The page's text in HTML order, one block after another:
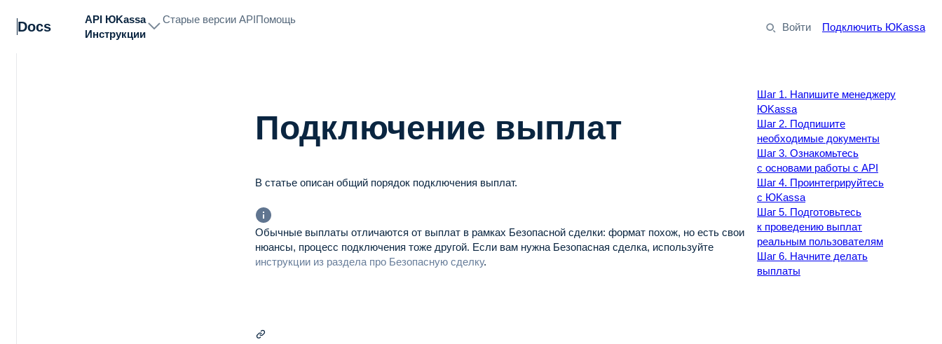
Docs
API ЮKassa
Инструкции
Старые версии APIПомощь
Войти Подключить ЮKassa
Подключение выплат
В статье описан общий порядок подключения выплат.
Обычные выплаты отличаются от выплат в рамках Безопасной сделки: формат похож, но есть свои
нюансы, процесс подключения тоже другой. Если вам нужна Безопасная сделка, используйте
инструкции из раздела про Безопасную сделку.
Шаг 1. Напишите менеджеру
ЮKassa
Шаг 2. Подпишите
необходимые документы
Шаг 3. Ознакомьтесь
с основами работы с API
Шаг 4. Проинтегрируйтесь
с ЮKassa
Шаг 5. Подготовьтесь
к проведению выплат
реальным пользователям
Шаг 6. Начните делать
выплаты